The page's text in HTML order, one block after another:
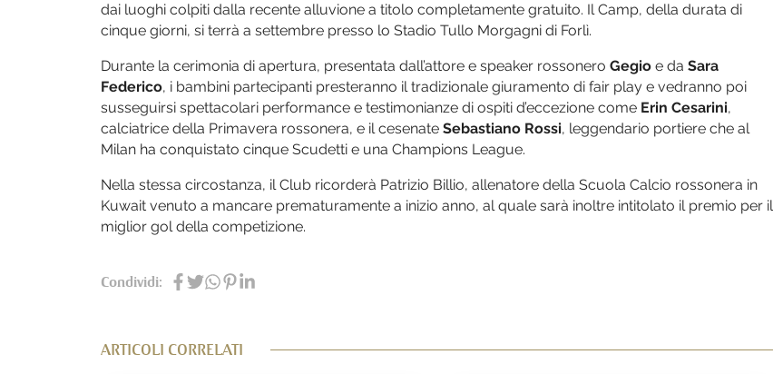
dai luoghi colpiti dalla recente alluvione a titolo completamente gratuito. Il Camp, della durata di
cinque giorni, si terrà a settembre presso lo Stadio Tullo Morgagni di Forlì.
Durante la cerimonia di apertura, presentata dall’attore e speaker rossonero Gegio e da Sara
Federico, i bambini partecipanti presteranno il tradizionale giuramento di fair play e vedranno poi
susseguirsi spettacolari performance e testimonianze di ospiti d’eccezione come Erin Cesarini,
calciatrice della Primavera rossonera, e il cesenate Sebastiano Rossi, leggendario portiere che al
Milan ha conquistato cinque Scudetti e una Champions League.
Nella stessa circostanza, il Club ricorderà Patrizio Billio, allenatore della Scuola Calcio rossonera in
Kuwait venuto a mancare prematuramente a inizio anno, al quale sarà inoltre intitolato il premio per il
miglior gol della competizione.
Condividi:
ARTICOLI CORRELATI